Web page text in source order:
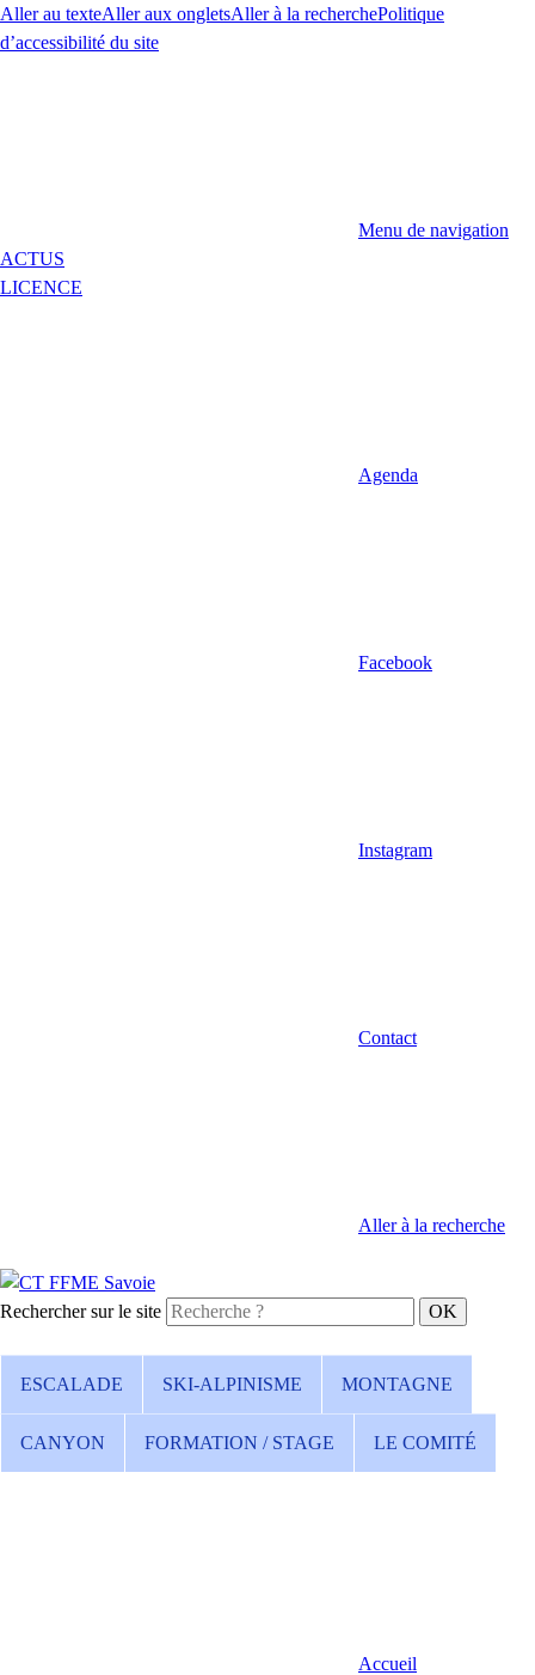
Aller au texteAller aux ongletsAller à la recherchePolitique
d’accessibilité du site
Menu de navigation
ACTUS
LICENCE
Agenda
Facebook
Instagram
Contact
Aller à la recherche
Rechercher sur le site
ESCALADE SKI-ALPINISME MONTAGNE
CANYON FORMATION / STAGE LE COMITÉ
Accueil